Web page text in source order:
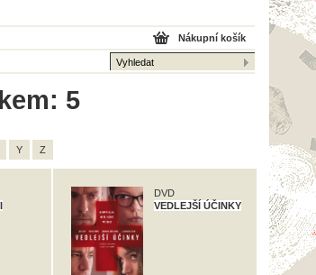
Nákupní košík
5
Y Z
DVD
VEDLEJŠÍ ÚČINKY